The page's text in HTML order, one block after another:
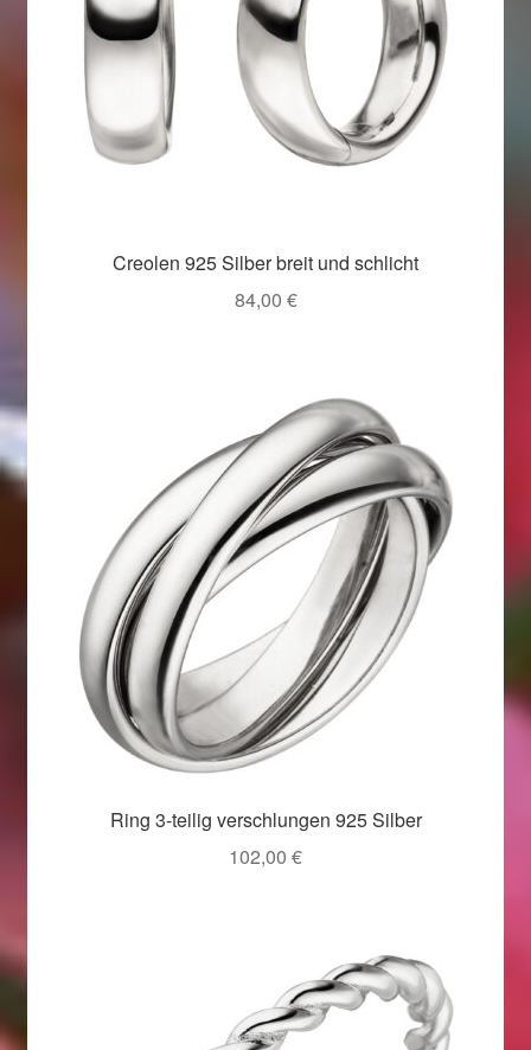
Creolen 925 Silber breit und schlicht
84,00 €
Ring 3-teilig verschlungen 925 Silber
102,00 €